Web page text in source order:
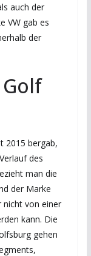
auch der
VW gab es
der
2015 bergab,
des
man die
der Marke
nicht von einer
kann. Die
gehen